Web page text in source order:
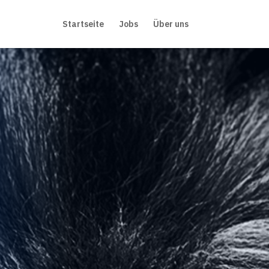
Startseite Jobs Über uns